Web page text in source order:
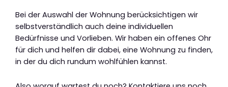
Bei der Auswahl der Wohnung berücksichtigen wir
selbstverständlich auch deine individuellen
Bedürfnisse und Vorlieben. Wir haben ein offenes Ohr
für dich und helfen dir dabei, eine Wohnung zu finden,
in der du dich rundum wohlfühlen kannst.